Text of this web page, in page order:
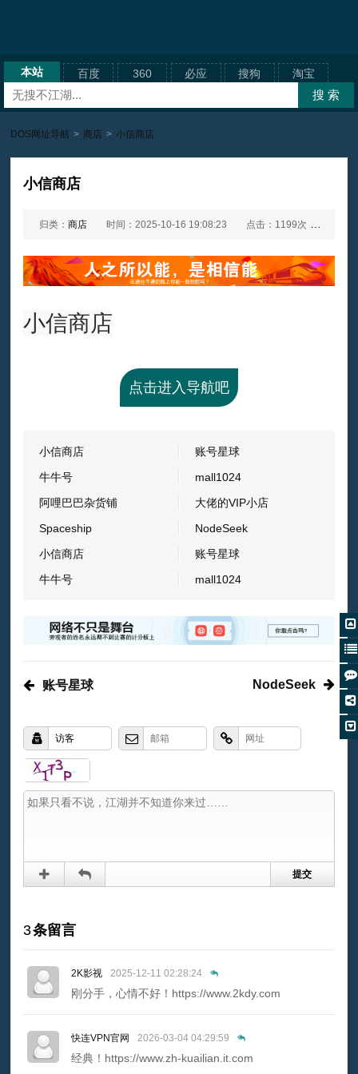
本站 百度 360 必应 搜狗 淘宝
DOS网址导航 > 商店 > 小信商店
小信商店
归类：商店 时间：2025-10-16 19:08:23 点击：1199次
小信商店
点击进入导航吧
小信商店
账号星球
牛牛号
mall1024
阿哩巴巴杂货铺
大佬的VIP小店
Spaceship
NodeSeek
小信商店
账号星球
牛牛号
mall1024
账号星球 NodeSeek
3条留言
2K影视 2025-12-11 02:28:24
刚分手，心情不好！https://www.2kdy.com
快连VPN官网 2026-03-04 04:29:59
经典！https://www.zh-kuailian.it.com